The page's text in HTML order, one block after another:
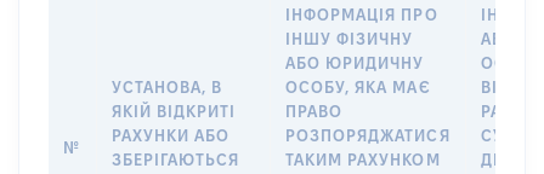
№
УСТАНОВА, В
ЯКІЙ ВІДКРИТІ
РАХУНКИ АБО
ЗБЕРІГАЮТЬСЯ
ІНФОРМАЦІЯ ПРО
ІНШУ ФІЗИЧНУ
АБО ЮРИДИЧНУ
ОСОБУ, ЯКА МАЄ
ПРАВО
РОЗПОРЯДЖАТИСЯ
ТАКИМ РАХУНКОМ
ІНШУ
АБО